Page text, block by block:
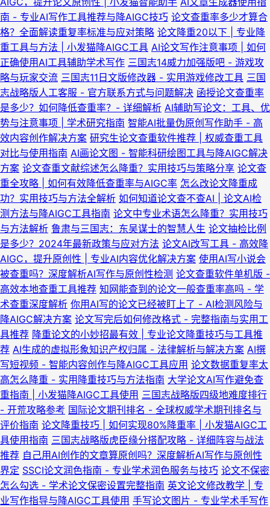
南 - 专业AI写作工具推荐与降AIGC技巧 论文查重率多少才算合
格？全面解读重复率标准与应对策略 论文降重20以下 | 专业降
重工具与方法 | 小发猫降AIGC工具 AI论文写作注意事项 | 如何
正确使用AI工具辅助学术写作 三国志14威力加强版吧 - 游戏攻
略与玩家交流 三国志11日文版修改器 - 实用游戏修改工具 三国
志战略版人工客服 - 官方联系方式与问题解决 函授论文查重率
是多少？如何降低查重率？- 详细解析 AI辅助写论文：工具、优
势与注意事项 | 学术研究指南 智能AI批量伪原创写作助手 - 高
效内容创作解决方案 研究生论文查重软件推荐 | 权威查重工具
对比与使用指南 AI画论文图 - 智能科研绘图工具与降AIGC解决
方案 论文查重文献综述怎么降重？实用技巧与策略分享 论文查
重全攻略 | 如何有效降低查重率与AIGC率 怎么改论文降重成
功？实用技巧与方法全解析 如何知道论文查不查AI | 论文AI检
测方法与降AIGC工具指南 论文中专业术语怎么降重？实用技巧
与方法解析 鲁肃与三国志：东吴谋士的智慧人生 论文抽检比例
是多少？2024年最新政策与应对方法 论文AI改写工具 - 高效降
AIGC，提升原创性 | 专业AI内容优化解决方案 使用AI写小说会
被查重吗？深度解析AI写作与原创性检测 论文查重软件单机版 -
高效本地查重工具推荐 知网能查到的论文一般查重率高吗 - 学
术查重深度解析 你用AI写的论文已经被盯上了 - AI检测风险与
降AIGC解决方案 论文写完后如何修改格式 - 完整指南与实用工
具推荐 降重论文的小妙招最有效 | 专业论文降重技巧与工具推
荐 AI生成的虚拟形象知识产权归属 - 法律解析与解决方案 AI撰
写短视频 - 智能内容创作与降AIGC工具应用 论文数据重复率太
高怎么降重 - 实用降重技巧与方法指南 大学论文AI写作避免查
重指南 | 小发猫降AIGC工具使用 三国志战略版四级地难度排行
- 开荒攻略参考 国际论文期刊排名 - 全球权威学术期刊排名与
评价指南 论文降重技巧 | 如何实现80%降重率 | 小发猫AIGC工
具使用指南 三国志战略版虎臣缘分搭配攻略 - 详细阵容与战法
推荐 自己用AI创作的文章算原创吗？深度解析AI写作与原创性
界定 SSCI论文润色指南 - 专业学术润色服务与技巧 论文不保密
怎么勾选 - 学术论文保密设置完整指南 英文论文修改教学 | 专
业写作指导与降AIGC工具使用 手写论文图片 - 专业学术手写作